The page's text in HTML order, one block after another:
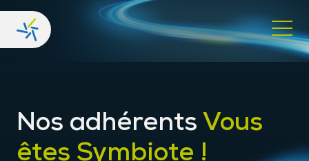
Nos adhérents Vous
êtes Symbiote !